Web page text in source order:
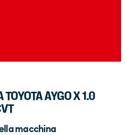
AYGO X 1.0
macchina